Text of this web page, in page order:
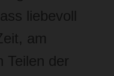
liebevoll
am
Teilen der